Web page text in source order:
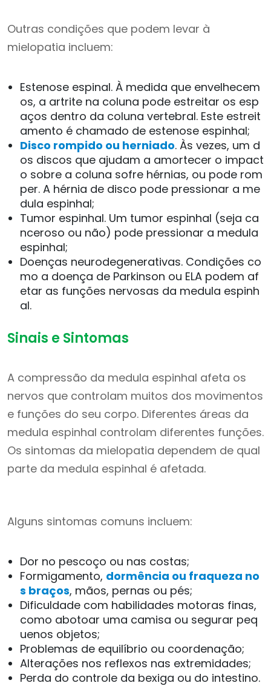
Outras condições que podem levar à
mielopatia incluem:
Estenose espinal. À medida que envelhecem
os, a artrite na coluna pode estreitar os esp
aços dentro da coluna vertebral. Este estreit
amento é chamado de estenose espinhal;
Disco rompido ou herniado. Às vezes, um d
os discos que ajudam a amortecer o impact
o sobre a coluna sofre hérnias, ou pode rom
per. A hérnia de disco pode pressionar a me
dula espinhal;
Tumor espinhal. Um tumor espinhal (seja ca
nceroso ou não) pode pressionar a medula
espinhal;
Doenças neurodegenerativas. Condições co
mo a doença de Parkinson ou ELA podem af
etar as funções nervosas da medula espinh
al.
Sinais e Sintomas
A compressão da medula espinhal afeta os
nervos que controlam muitos dos movimentos
e funções do seu corpo. Diferentes áreas da
medula espinhal controlam diferentes funções.
Os sintomas da mielopatia dependem de qual
parte da medula espinhal é afetada.
Alguns sintomas comuns incluem:
Dor no pescoço ou nas costas;
Formigamento, dormência ou fraqueza no
s braços, mãos, pernas ou pés;
Dificuldade com habilidades motoras finas,
como abotoar uma camisa ou segurar peq
uenos objetos;
Problemas de equilíbrio ou coordenação;
Alterações nos reflexos nas extremidades;
Perda do controle da bexiga ou do intestino.